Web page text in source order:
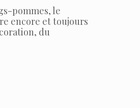
pommes, le
encore et toujours
du